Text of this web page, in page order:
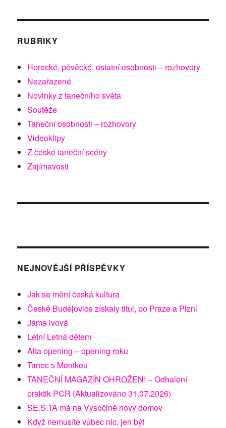
RUBRIKY
Herecké, pěvěcké, ostatní osobnosti – rozhovory
Nezařazené
Novinky z tanečního světa
Soutěže
Taneční osobnosti – rozhovory
Videoklipy
Z české taneční scény
Zajímavosti
NEJNOVĚJŠÍ PŘÍSPĚVKY
Jak se mění česká kultura
České Budějovice získaly titul, po Praze a Plzni
Jáma lvová
Letní Letná dětem
Alta opening – opening roku
Tanec s Monikou
TANEČNÍ MAGAZÍN OHROŽEN! – Odhalení
praktik PCR (Aktualizováno 31.07.2026)
SE.S.TA má na Vysočině nový domov
Když nemusíte vůbec nic, jen být